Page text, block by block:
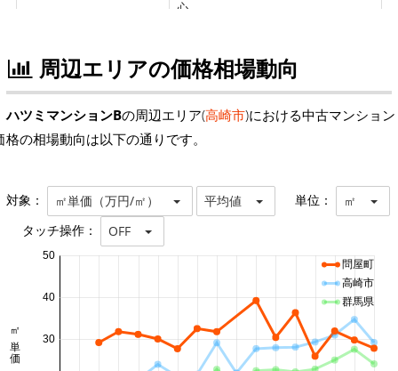
周辺エリアの価格相場動向
ハツミマンションBの周辺エリア(高崎市)における中古マンション
格の相場動向は以下の通りです。
対象： ㎡単価（万円/㎡） 平均値 単位： ㎡
タッチ操作： OFF
30
40
50
問屋町
高崎市
群馬県